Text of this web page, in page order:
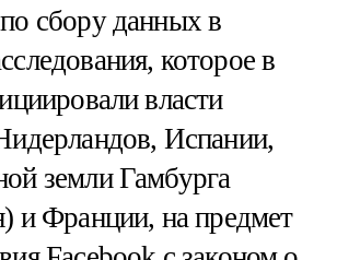
сбору данных в
которое в
власти
Испании,
земли Гамбурга
и Франции, на предмет